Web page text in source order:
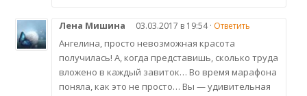
Лена Мишина 03.03.2017 в 19:54 · Ответить
Ангелина, просто невозможная красота
получилась! А, когда представишь, сколько труда
вложено в каждый завиток… Во время марафона
поняла, как это не просто… Вы — удивительная